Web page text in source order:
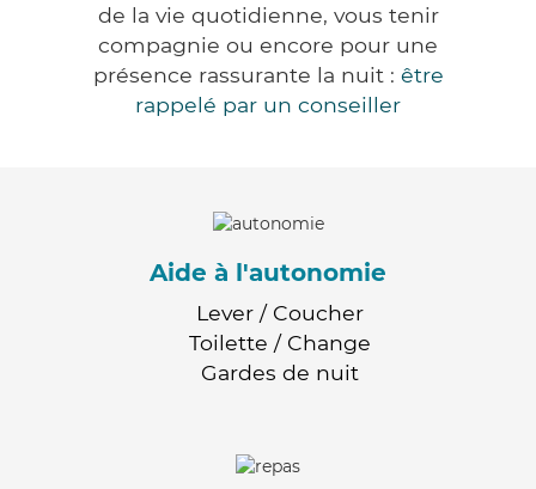
de la vie quotidienne, vous tenir
compagnie ou encore pour une
présence rassurante la nuit : être
rappelé par un conseiller
Aide à l'autonomie
Lever / Coucher
Toilette / Change
Gardes de nuit